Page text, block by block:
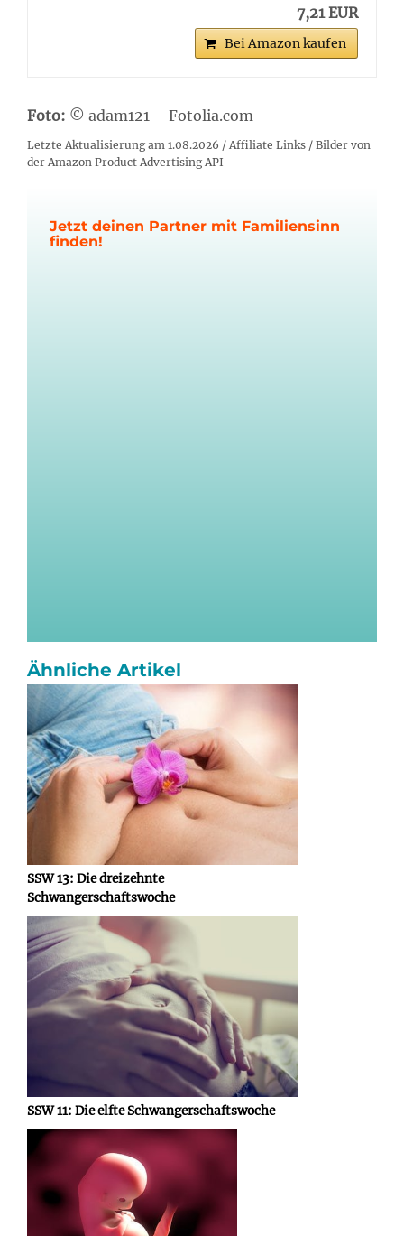
7,21 EUR
Bei Amazon kaufen
Foto: © adam121 – Fotolia.com
Letzte Aktualisierung am 1.08.2026 / Affiliate Links / Bilder von
der Amazon Product Advertising API
Jetzt deinen Partner mit Familiensinn
finden!
Ähnliche Artikel
SSW 13: Die dreizehnte
Schwangerschaftswoche
SSW 11: Die elfte Schwangerschaftswoche